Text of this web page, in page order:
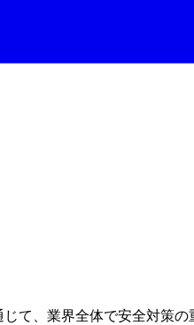
て、業界全体で安全対策の